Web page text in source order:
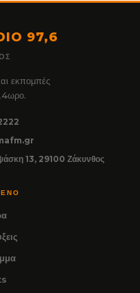
97,6
εκπομπές
13, 29100 Ζάκυνθος